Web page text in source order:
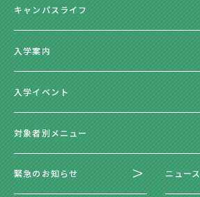
キャンパスライフ
入学案内
入学イベント
対象者別メニュー
緊急のお知らせ ニュース